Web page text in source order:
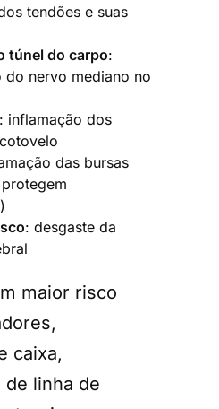
tendões e suas
túnel do carpo:
do nervo mediano no
: inflamação dos
das bursas
: desgaste da
maior risco
caixa,
linha de